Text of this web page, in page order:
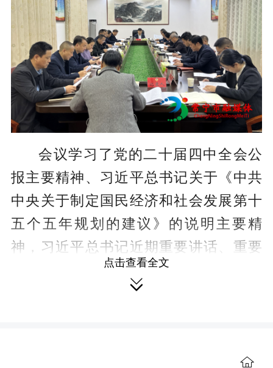
u
l
s
c
r
e
e
n
会议学习了党的二十届四中全会公
报主要精神、习近平总书记关于《中共
中央关于制定国民经济和社会发展第十
五个五年规划的建议》的说明主要精
神，习近平总书记近期重要讲话、重要
指示精神，省纪委书记魏建锋在衡阳调
研时的主要讲话精神、省委办公厅关于
点击查看全文
